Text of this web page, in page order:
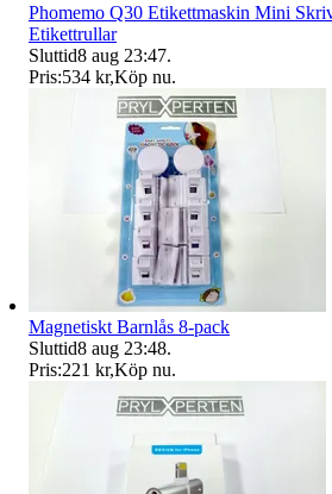
Phomemo Q30 Etikettmaskin Mini
Etikettrullar
Sluttid8 aug 23:47.
Pris:534 kr,Köp nu.
Magnetiskt Barnlås 8-pack
Sluttid8 aug 23:48.
Pris:221 kr,Köp nu.